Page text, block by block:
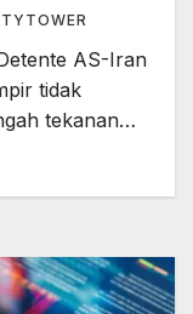
AS-Iran
tidak
tekanan…